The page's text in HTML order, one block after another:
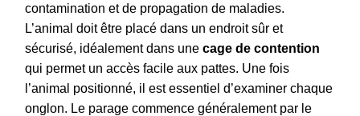
contamination et de propagation de maladies.
L’animal doit être placé dans un endroit sûr et
sécurisé, idéalement dans une cage de contention
qui permet un accès facile aux pattes. Une fois
l’animal positionné, il est essentiel d’examiner chaque
onglon. Le parage commence généralement par le